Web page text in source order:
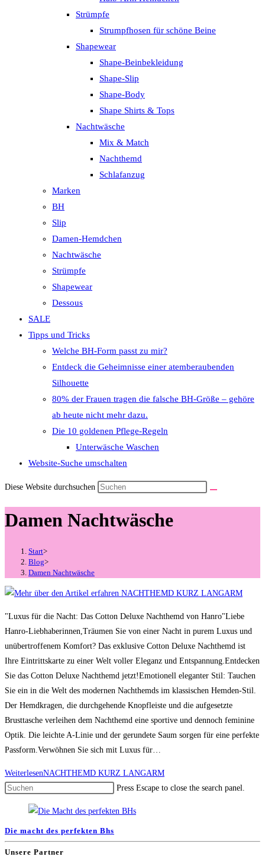
Strümpfe
Strumpfhosen für schöne Beine
Shapewear
Shape-Beinbekleidung
Shape-Slip
Shape-Body
Shape Shirts & Tops
Nachtwäsche
Mix & Match
Nachthemd
Schlafanzug
Marken
BH
Slip
Damen-Hemdchen
Nachtwäsche
Strümpfe
Shapewear
Dessous
SALE
Tipps und Tricks
Welche BH-Form passt zu mir?
Entdeck die Geheimnisse einer atemberaubenden
Silhouette
80% der Frauen tragen die falsche BH-Größe – gehöre
ab heute nicht mehr dazu.
Die 10 goldenen Pflege-Regeln
Unterwäsche Waschen
Website-Suche umschalten
Diese Website durchsuchen
Damen Nachtwäsche
Start>
Blog>
Damen Nachtwäsche
"Luxus für die Nacht: Das Cotton Deluxe Nachthemd von Hanro"Liebe
Hanro-Liebhaberinnen,Träumen Sie von einer Nacht in purem Luxus und
unübertroffenem Komfort? Das exklusive Cotton Deluxe Nachthemd ist
Ihre Eintrittskarte zu einer Welt voller Eleganz und Entspannung.Entdecken
Sie das Cotton Deluxe Nachthemd jetzt!Emotionell eleganter Stil: Tauchen
Sie ein in die Welt des modernen Nachthemds im klassischen Hemden-Stil.
Der Hemdkragen, die durchgehende Knopfleiste und die aufgesetzte
Brusttasche verleihen dem Nachthemd eine sportive und dennoch feminine
Optik. Die leichte A-Linie und der gerundete Saum sorgen für eine perfekte
Passform.Verwöhnen Sie sich mit Luxus für…
WeiterlesenNACHTHEMD KURZ LANGARM
Press Escape to close the search panel.
Die macht des perfekten Bhs
Unsere Partner